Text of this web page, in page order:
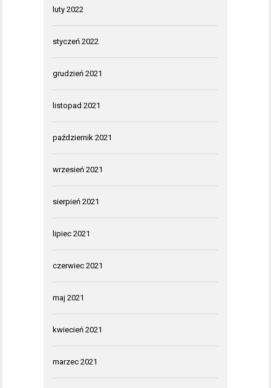
luty 2022
styczeń 2022
grudzień 2021
listopad 2021
październik 2021
wrzesień 2021
sierpień 2021
lipiec 2021
czerwiec 2021
maj 2021
kwiecień 2021
marzec 2021